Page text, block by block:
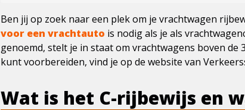
Ben jij op zoek naar een plek om je vrachtwagen
voor een vrachtauto is nodig als je als
genoemd, stelt je in staat om vrachtwagens boven
kunt voorbereiden, vind je op de website van
Wat is het C-rijbewijs en